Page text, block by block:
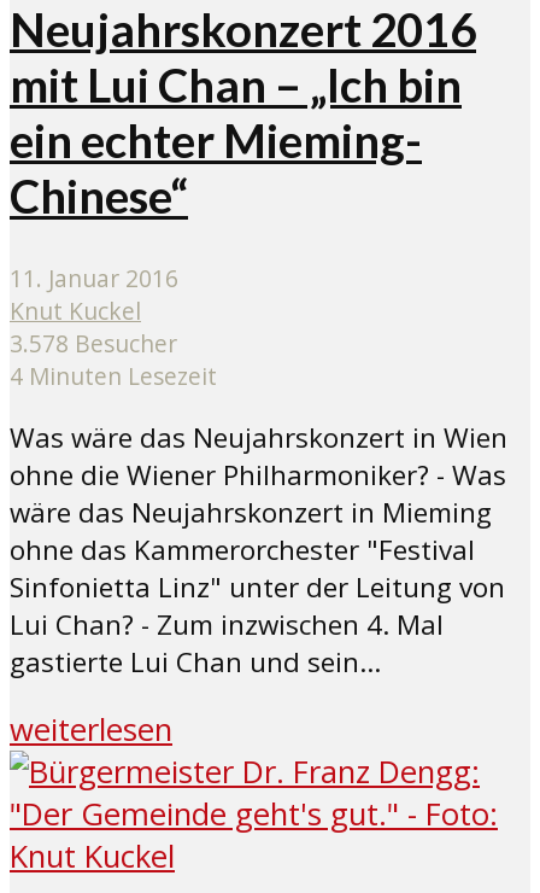
Neujahrskonzert 2016
mit Lui Chan – „Ich bin
ein echter Mieming-
Chinese“
11. Januar 2016
Knut Kuckel
3.578 Besucher
4 Minuten Lesezeit
Was wäre das Neujahrskonzert in Wien
ohne die Wiener Philharmoniker? - Was
wäre das Neujahrskonzert in Mieming
ohne das Kammerorchester "Festival
Sinfonietta Linz" unter der Leitung von
Lui Chan? - Zum inzwischen 4. Mal
gastierte Lui Chan und sein...
weiterlesen